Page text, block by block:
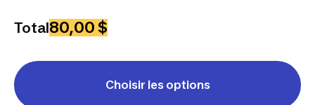
Total80,00 $
Choisir les options